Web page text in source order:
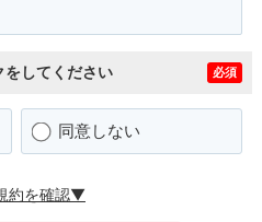
してください 必須
同意しない
約を確認▼